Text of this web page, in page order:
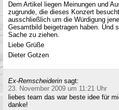
Dem Artikel liegen Meinungen und
zugrunde, die dieses Konzert
ausschließlich um die Würdigung
Gesamtbild beigetragen haben. Und
Sache zu ziehen.
Liebe Grüße
Dieter Gotzen
Ex-Remscheiderin sagt:
23. November 2009 um 11:21 Uhr
liebes team das war beste idee für
danke!